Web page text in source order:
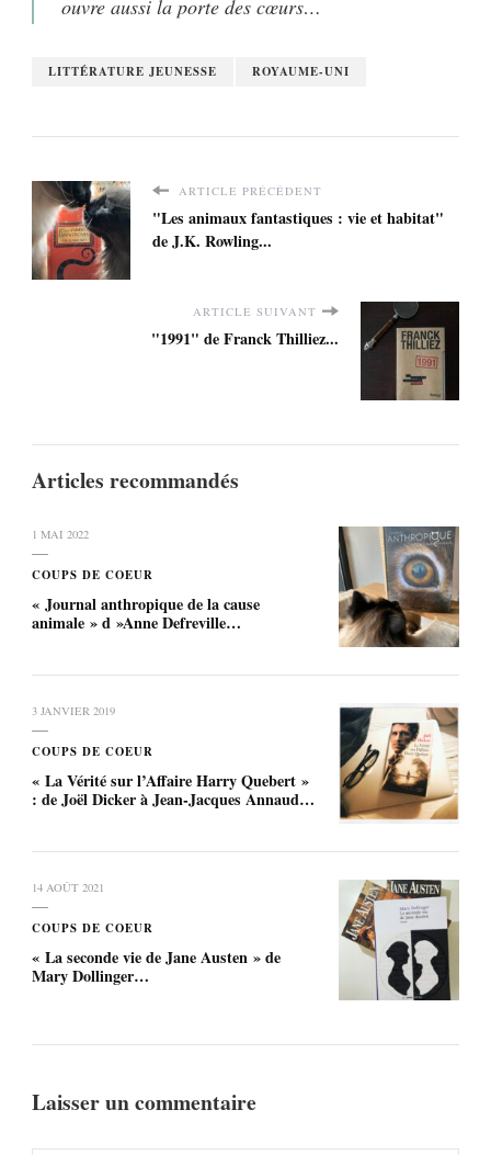
ouvre aussi la porte des cœurs…
LITTÉRATURE JEUNESSE ROYAUME-UNI
ARTICLE PRÉCÉDENT
"Les animaux fantastiques : vie et habitat"
de J.K. Rowling...
ARTICLE SUIVANT
"1991" de Franck Thilliez...
Articles recommandés
1 MAI 2022
COUPS DE COEUR
« Journal anthropique de la cause
animale » d »Anne Defreville…
3 JANVIER 2019
COUPS DE COEUR
« La Vérité sur l’Affaire Harry Quebert »
: de Joël Dicker à Jean-Jacques Annaud…
14 AOÛT 2021
COUPS DE COEUR
« La seconde vie de Jane Austen » de
Mary Dollinger…
Laisser un commentaire